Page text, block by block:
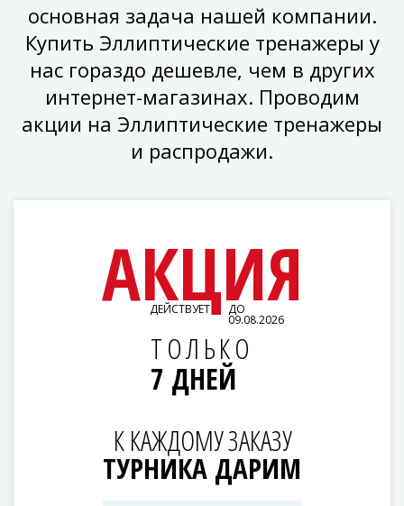
основная задача нашей компании.
Купить Эллиптические тренажеры у
нас гораздо дешевле, чем в других
интернет-магазинах. Проводим
акции на Эллиптические тренажеры
и распродажи.
АКЦИЯ
ДЕЙСТВУЕТ ДО
09.08.2026
ТОЛЬКО
7 ДНЕЙ
К КАЖДОМУ ЗАКАЗУ
ТУРНИКА ДАРИМ